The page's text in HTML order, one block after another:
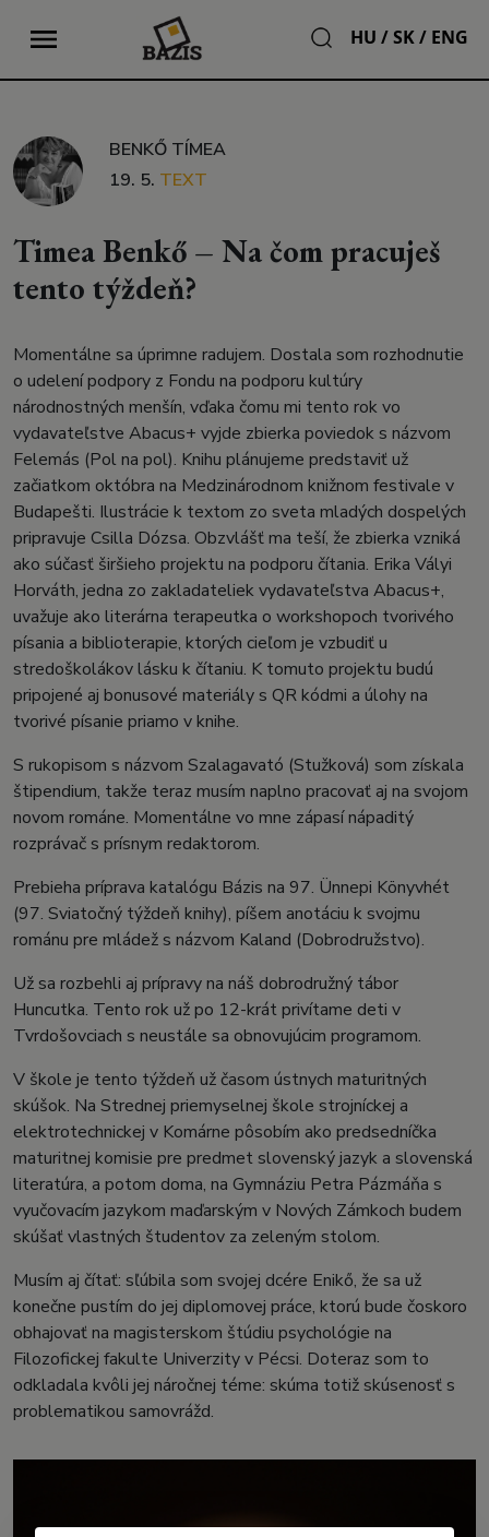
HU /SK/ ENG
BENKŐ TÍMEA
19. 5. TEXT
Timea Benkő – Na čom pracuješ
tento týždeň?
Momentálne sa úprimne radujem. Dostala som rozhodnutie
o udelení podpory z Fondu na podporu kultúry
národnostných menšín, vďaka čomu mi tento rok vo
vydavateľstve Abacus+ vyjde zbierka poviedok s názvom
Felemás (Pol na pol). Knihu plánujeme predstaviť už
začiatkom októbra na Medzinárodnom knižnom festivale v
Budapešti. Ilustrácie k textom zo sveta mladých dospelých
pripravuje Csilla Dózsa. Obzvlášť ma teší, že zbierka vzniká
ako súčasť širšieho projektu na podporu čítania. Erika Vályi
Horváth, jedna zo zakladateliek vydavateľstva Abacus+,
uvažuje ako literárna terapeutka o workshopoch tvorivého
písania a biblioterapie, ktorých cieľom je vzbudiť u
stredoškolákov lásku k čítaniu. K tomuto projektu budú
pripojené aj bonusové materiály s QR kódmi a úlohy na
tvorivé písanie priamo v knihe.
S rukopisom s názvom Szalagavató (Stužková) som získala
štipendium, takže teraz musím naplno pracovať aj na svojom
novom románe. Momentálne vo mne zápasí nápaditý
rozprávač s prísnym redaktorom.
Prebieha príprava katalógu Bázis na 97. Ünnepi Könyvhét
(97. Sviatočný týždeň knihy), píšem anotáciu k svojmu
románu pre mládež s názvom Kaland (Dobrodružstvo).
Už sa rozbehli aj prípravy na náš dobrodružný tábor
Huncutka. Tento rok už po 12-krát privítame deti v
Tvrdošovciach s neustále sa obnovujúcim programom.
V škole je tento týždeň už časom ústnych maturitných
skúšok. Na Strednej priemyselnej škole strojníckej a
elektrotechnickej v Komárne pôsobím ako predsedníčka
maturitnej komisie pre predmet slovenský jazyk a slovenská
literatúra, a potom doma, na Gymnáziu Petra Pázmáňa s
vyučovacím jazykom maďarským v Nových Zámkoch budem
skúšať vlastných študentov za zeleným stolom.
Musím aj čítať: sľúbila som svojej dcére Enikő, že sa už
konečne pustím do jej diplomovej práce, ktorú bude čoskoro
obhajovať na magisterskom štúdiu psychológie na
Filozofickej fakulte Univerzity v Pécsi. Doteraz som to
odkladala kvôli jej náročnej téme: skúma totiž skúsenosť s
problematikou samovrážd.